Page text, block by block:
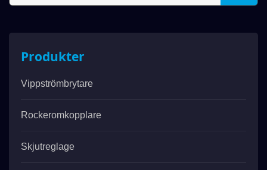
Produkter
Vippströmbrytare
Rockeromkopplare
Skjutreglage